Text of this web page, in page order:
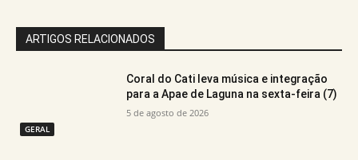
ARTIGOS RELACIONADOS
GERAL
Coral do Cati leva música e integração
para a Apae de Laguna na sexta-feira (7)
5 de agosto de 2026